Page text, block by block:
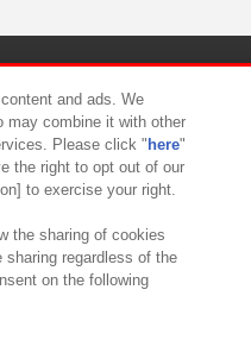
ーハラスメント対応方針
and ads. We
may combine it with other
Please click " here"
the right to opt out of our
to exercise your right.
the sharing of cookies
sharing regardless of the
on the following